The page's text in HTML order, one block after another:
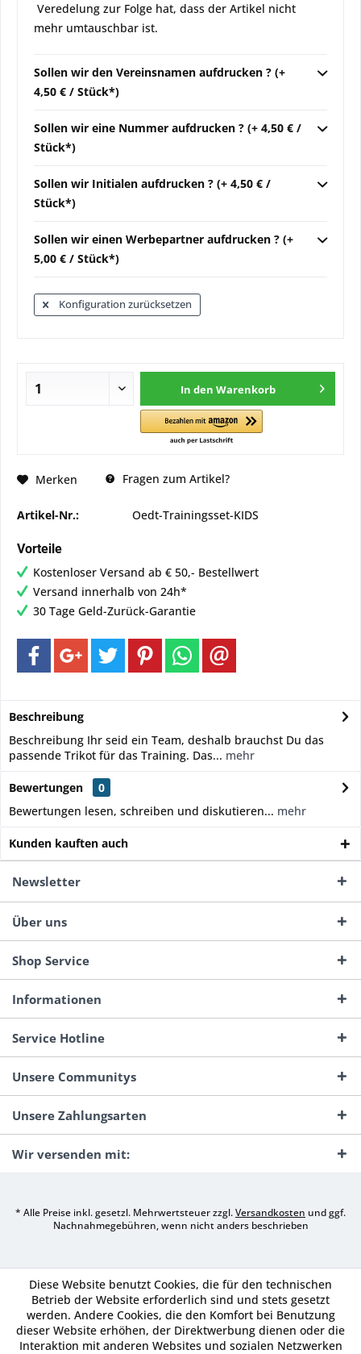
Veredelung zur Folge hat, dass der Artikel nicht
mehr umtauschbar ist.
Sollen wir den Vereinsnamen aufdrucken ? (+
4,50 € / Stück*)
Sollen wir eine Nummer aufdrucken ? (+ 4,50 € /
Stück*)
Sollen wir Initialen aufdrucken ? (+ 4,50 € /
Stück*)
Sollen wir einen Werbepartner aufdrucken ? (+
5,00 € / Stück*)
Konfiguration zurücksetzen
In den Warenkorb
Merken Fragen zum Artikel?
Artikel-Nr.: Oedt-Trainingsset-KIDS
Vorteile
Kostenloser Versand ab € 50,- Bestellwert
Versand innerhalb von 24h*
30 Tage Geld-Zurück-Garantie
Beschreibung
Beschreibung Ihr seid ein Team, deshalb brauchst Du das
passende Trikot für das Training. Das... mehr
Bewertungen
0
Bewertungen lesen, schreiben und diskutieren... mehr
Kunden kauften auch
Newsletter
Über uns
Shop Service
Informationen
Service Hotline
Unsere Communitys
Unsere Zahlungsarten
Wir versenden mit:
* Alle Preise inkl. gesetzl. Mehrwertsteuer zzgl.Versandkosten und ggf.
Nachnahmegebühren, wenn nicht anders beschrieben
Diese Website benutzt Cookies, die für den technischen
Betrieb der Website erforderlich sind und stets gesetzt
werden. Andere Cookies, die den Komfort bei Benutzung
dieser Website erhöhen, der Direktwerbung dienen oder die
Interaktion mit anderen Websites und sozialen Netzwerken